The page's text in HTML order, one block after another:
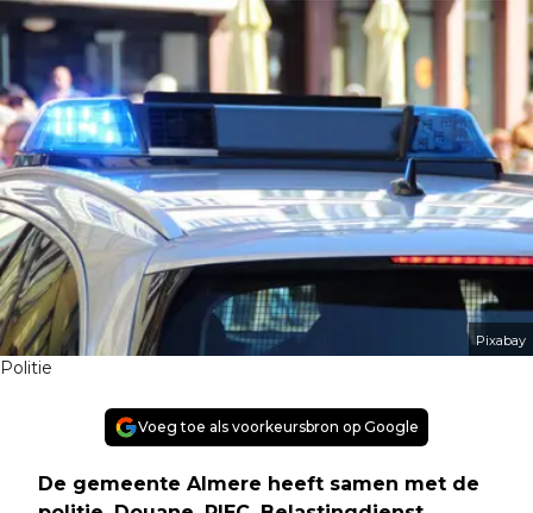
Pixabay
Politie
Voeg toe als voorkeursbron op Google
De gemeente Almere heeft samen met de